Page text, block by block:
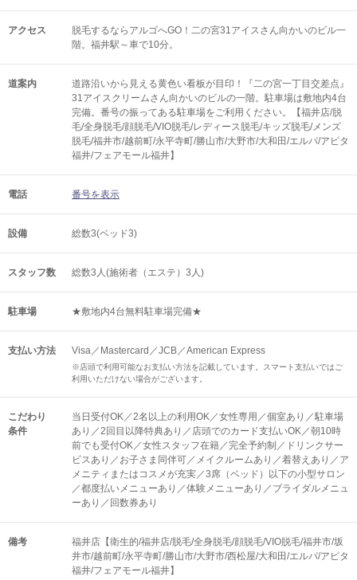
アクセス
脱毛するならアルゴへGO！二の宮31アイスさん向かいのビル一
階。福井駅～車で10分。
道案内
道路沿いから見える黄色い看板が目印！『二の宮一丁目交差点』
31アイスクリームさん向かいのビルの一階。駐車場は敷地内4台
完備。番号の振ってある駐車場をご利用ください。【福井店/脱
毛/全身脱毛/顔脱毛/VIO脱毛/レディース脱毛/キッズ脱毛/メンズ
脱毛/福井市/越前町/永平寺町/勝山市/大野市/大和田/エルパ/アピタ
福井/フェアモール福井】
電話 番号を表示
設備 総数3(ベッド3)
スタッフ数 総数3人(施術者（エステ）3人)
駐車場 ★敷地内4台無料駐車場完備★
支払い方法 Visa／Mastercard／JCB／American Express
※店頭で利用可能なお支払い方法を記載しています。スマート支払いではご
利用いただけない場合がございます。
こだわり
条件
当日受付OK／2名以上の利用OK／女性専用／個室あり／駐車場
あり／2回目以降特典あり／店頭でのカード支払いOK／朝10時
前でも受付OK／女性スタッフ在籍／完全予約制／ドリンクサー
ビスあり／お子さま同伴可／メイクルームあり／着替えあり／ア
メニティまたはコスメが充実／3席（ベッド）以下の小型サロン
／都度払いメニューあり／体験メニューあり／ブライダルメニュ
ーあり／回数券あり
備考
福井店【衛生的/福井店/脱毛/全身脱毛/顔脱毛/VIO脱毛/福井市/坂
井市/越前町/永平寺町/勝山市/大野市/西松屋/大和田/エルパ/アピタ
福井/フェアモール福井】